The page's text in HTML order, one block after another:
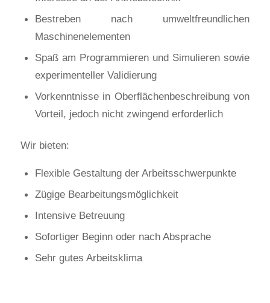
Bestreben nach umweltfreundlichen
Maschinenelementen
Spaß am Programmieren und Simulieren sowie
experimenteller Validierung
Vorkenntnisse in Oberflächenbeschreibung von
Vorteil, jedoch nicht zwingend erforderlich
Wir bieten:
Flexible Gestaltung der Arbeitsschwerpunkte
Zügige Bearbeitungsmöglichkeit
Intensive Betreuung
Sofortiger Beginn oder nach Absprache
Sehr gutes Arbeitsklima